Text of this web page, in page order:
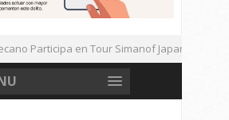
Participa en Tour Simanof Japan 2026
de Reciclaje con Empresa PetStar